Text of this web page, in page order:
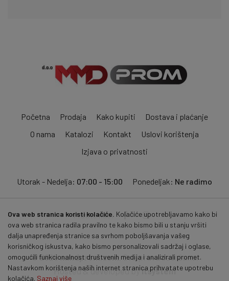
Početna Prodaja Kako kupiti
Dostava i plaćanje
O nama
Katalozi Kontakt
Uslovi korištenja
Izjava o privatnosti
Utorak - Nedelja: 07:00 - 15:00 Ponedeljak: Ne radimo
Pratite nas:
© 2026mmdprom.com . Sva prava zadržana.
Hosted & developed byitsystem
Ova web stranica koristi kolačiće. Kolačiće upotrebljavamo kako bi
ova web stranica radila pravilno te kako bismo bili u stanju vršiti
dalja unapređenja stranice sa svrhom poboljšavanja vašeg
korisničkog iskustva, kako bismo personalizovali sadržaj i oglase,
omogućili funkcionalnost društvenih medija i analizirali promet.
Nastavkom korištenja naših internet stranica prihvatate upotrebu
kolačića. Saznaj više